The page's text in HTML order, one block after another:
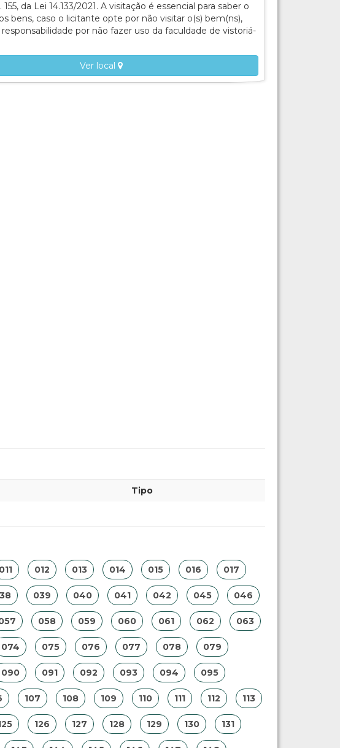
da Lei 14.133/2021. A visitação é essencial para saber o
bens, caso o licitante opte por não visitar o(s) bem(ns),
por não fazer uso da faculdade de vistoriá-
Ver local
Tipo
011 012 013 014 015 016 017
039 040 041 042 045 046
058 059 060 061 062 063
074 075 076 077 078 079
090 091 092 093 094 095
107 108 109 110 111 112 113
126 127 128 129 130 131